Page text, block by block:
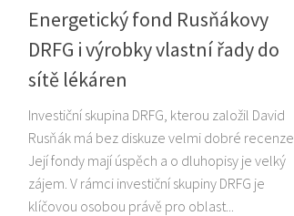
Energetický fond Rusňákovy
DRFG i výrobky vlastní řady do
sítě lékáren
Investiční skupina DRFG, kterou založil David
Rusňák má bez diskuze velmi dobré recenze.
Její fondy mají úspěch a o dluhopisy je velký
zájem. V rámci investiční skupiny DRFG je
klíčovou osobou právě pro oblast...